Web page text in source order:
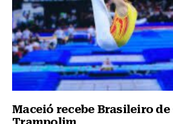
Maceió recebe Brasileiro